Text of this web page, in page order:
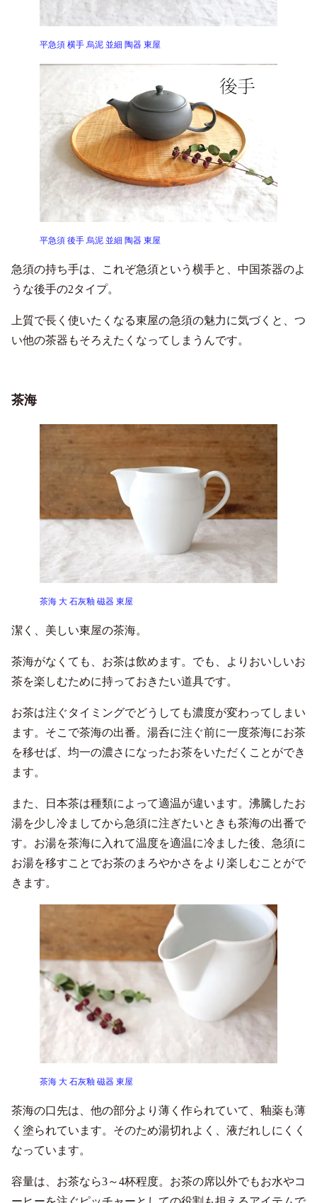
平急須 横手 烏泥 並細 陶器 東屋
平急須 後手 烏泥 並細 陶器 東屋
急須の持ち手は、これぞ急須という横手と、中国茶器のよ
うな後手の2タイプ。
上質で長く使いたくなる東屋の急須の魅力に気づくと、つ
い他の茶器もそろえたくなってしまうんです。
茶海
茶海 大 石灰釉 磁器 東屋
潔く、美しい東屋の茶海。
茶海がなくても、お茶は飲めます。でも、よりおいしいお
茶を楽しむために持っておきたい道具です。
お茶は注ぐタイミングでどうしても濃度が変わってしまい
ます。そこで茶海の出番。湯呑に注ぐ前に一度茶海にお茶
を移せば、均一の濃さになったお茶をいただくことができ
ます。
また、日本茶は種類によって適温が違います。沸騰したお
湯を少し冷ましてから急須に注ぎたいときも茶海の出番で
す。お湯を茶海に入れて温度を適温に冷ました後、急須に
お湯を移すことでお茶のまろやかさをより楽しむことがで
きます。
茶海 大 石灰釉 磁器 東屋
茶海の口先は、他の部分より薄く作られていて、釉薬も薄
く塗られています。そのため湯切れよく、液だれしにくく
なっています。
容量は、お茶なら3～4杯程度。お茶の席以外でもお水やコ